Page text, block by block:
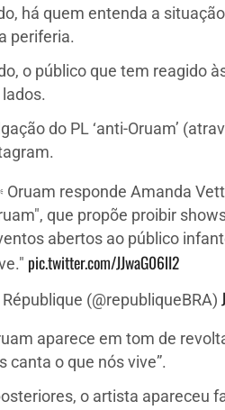
há quem entenda a
periferia.
o público que tem reagido
do PL ‘anti-Oruam’
responde Amanda
que propõe proibir
abertos ao público
pic.twitter.com/JJwaG06lI2
(@republiqueBRA)
aparece em tom de
canta o que nós vive”.
o artista apareceu